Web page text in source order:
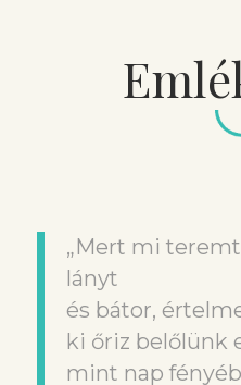
„Mert mi
lányt
és bátor,
ki őriz belőlünk
mint nap